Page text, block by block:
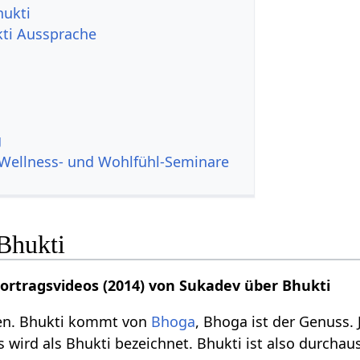
Aussprache
und Wohlfühl-Seminare
(2014) von Sukadev über Bhukti
Bhukti kommt von Bhoga, Bhoga ist der
wird als Bhukti bezeichnet. Bhukti ist also